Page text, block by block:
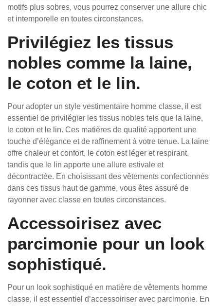
motifs plus sobres, vous pourrez conserver une allure chic
et intemporelle en toutes circonstances.
Privilégiez les tissus
nobles comme la laine,
le coton et le lin.
Pour adopter un style vestimentaire homme classe, il est
essentiel de privilégier les tissus nobles tels que la laine,
le coton et le lin. Ces matières de qualité apportent une
touche d’élégance et de raffinement à votre tenue. La laine
offre chaleur et confort, le coton est léger et respirant,
tandis que le lin apporte une allure estivale et
décontractée. En choisissant des vêtements confectionnés
dans ces tissus haut de gamme, vous êtes assuré de
rayonner avec classe en toutes circonstances.
Accessoirisez avec
parcimonie pour un look
sophistiqué.
Pour un look sophistiqué en matière de vêtements homme
classe, il est essentiel d’accessoiriser avec parcimonie. En